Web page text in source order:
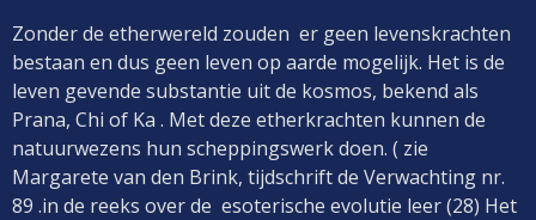
Zonder de etherwereld zouden er geen levenskrachten
bestaan en dus geen leven op aarde mogelijk. Het is de
leven gevende substantie uit de kosmos, bekend als
Prana, Chi of Ka . Met deze etherkrachten kunnen de
natuurwezens hun scheppingswerk doen. ( zie
Margarete van den Brink, tijdschrift de Verwachting nr.
89 .in de reeks over de esoterische evolutie leer (28) Het